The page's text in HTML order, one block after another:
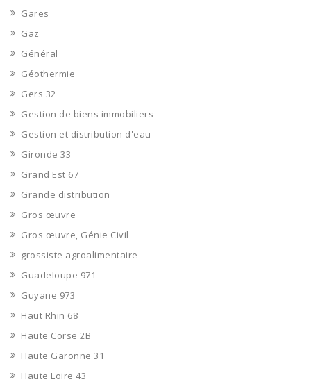
Gares
Gaz
Général
Géothermie
Gers 32
Gestion de biens immobiliers
Gestion et distribution d'eau
Gironde 33
Grand Est 67
Grande distribution
Gros œuvre
Gros œuvre, Génie Civil
grossiste agroalimentaire
Guadeloupe 971
Guyane 973
Haut Rhin 68
Haute Corse 2B
Haute Garonne 31
Haute Loire 43